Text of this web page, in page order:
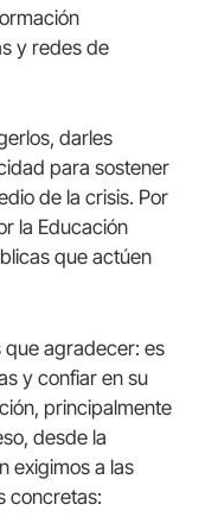
y redes de
darles
para sostener
de la crisis. Por
la Educación
que actúen
que agradecer: es
y confiar en su
principalmente
desde la
exigimos a las
concretas: